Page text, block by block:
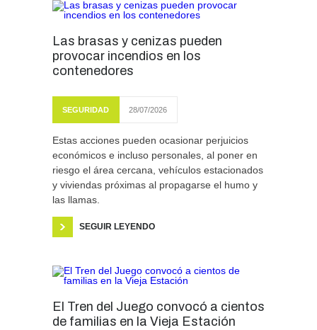
Las brasas y cenizas pueden
provocar incendios en los
contenedores
SEGURIDAD 28/07/2026
Estas acciones pueden ocasionar perjuicios
económicos e incluso personales, al poner en
riesgo el área cercana, vehículos estacionados
y viviendas próximas al propagarse el humo y
las llamas.
SEGUIR LEYENDO
El Tren del Juego convocó a cientos
de familias en la Vieja Estación